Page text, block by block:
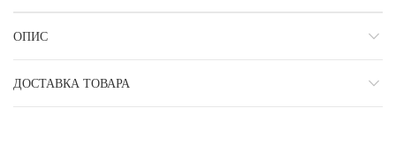
ОПИС
ДОСТАВКА ТОВАРА